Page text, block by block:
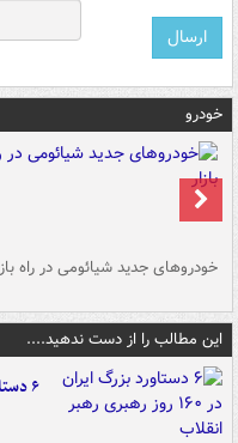
خودرو
خودروهای جدید شیائومی در راه
این مطالب را از دست ندهید....
۶ دستاورد بزرگ ایران در ۱۶۰ روز رهبری رهبر انقلاب